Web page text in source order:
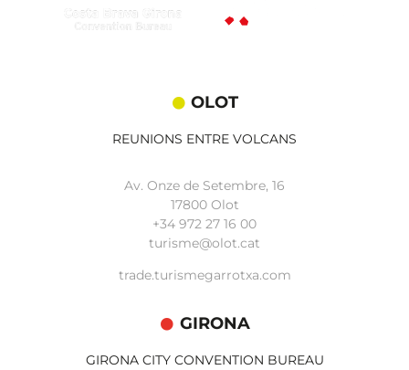
OLOT
REUNIONS ENTRE VOLCANS
Av. Onze de Setembre, 16
17800 Olot
+34 972 27 16 00
turisme@olot.cat
trade.turismegarrotxa.com
GIRONA
GIRONA CITY CONVENTION BUREAU